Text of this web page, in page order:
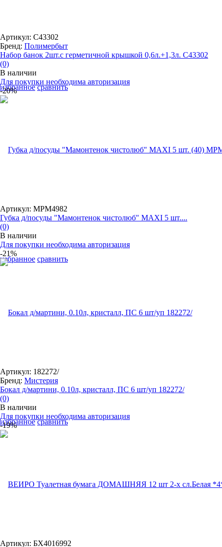
избранное сравнить
Артикул: С43302
Бренд: Полимербыт
Набор банок 2шт.с герметичной крышкой 0,6л.+1,3л. С43302
(0)
В наличии
Для покупки необходима авторизация
-20%
избранное сравнить
Артикул: MPM4982
Губка д/посуды "Мамонтенок чистолюб" MAXI 5 шт....
(0)
В наличии
Для покупки необходима авторизация
-21%
избранное сравнить
Артикул: 182272/
Бренд: Мистерия
Бокал д/мартини, 0.10л, кристалл, ПС 6 шт/уп 182272/
(0)
В наличии
Для покупки необходима авторизация
-19%
Артикул: БХ4016992